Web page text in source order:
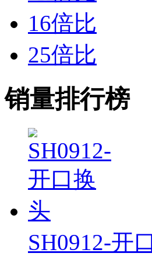
16倍比
25倍比
销量排行榜
SH0912-开